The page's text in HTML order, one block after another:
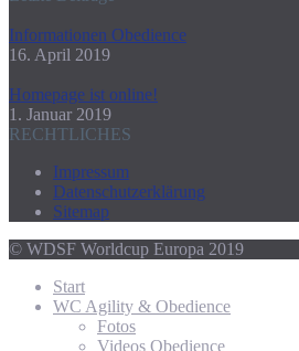
Informationen Obedience
16. April 2019
Homepage ist online!
1. Januar 2019
RECHTLICHES
Impressum
Datenschutzerklärung
Sitemap
© WDSF Worldcup Europa 2019
Start
WC Agility & Obedience
Fotos
Videos Obedience